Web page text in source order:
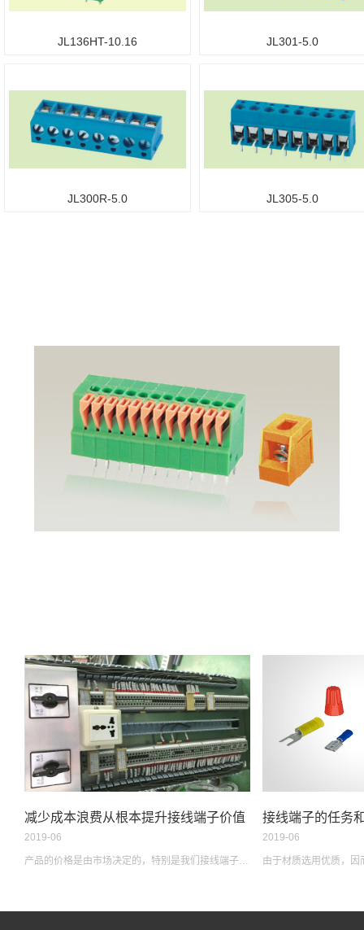
JL136HT-10.16 JL301-5.0
JL300R-5.0 JL305-5.0
减少成本浪费从根本提升接线端子价值
2019-06
产品的价格是由市场决定的，特别是我们接线端子连接器这类工业产...
接线端子的任务
2019-06